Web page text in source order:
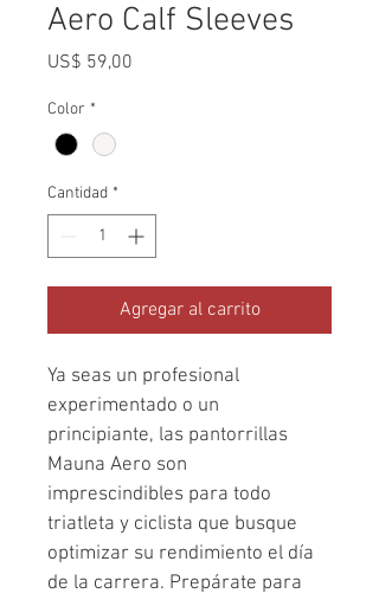
Aero Calf Sleeves
US$ 59,00
Color *
Cantidad *
Agregar al carrito
Ya seas un profesional
experimentado o un
principiante, las pantorrillas
Mauna Aero son
imprescindibles para todo
triatleta y ciclista que busque
optimizar su rendimiento el día
de la carrera. Prepárate para